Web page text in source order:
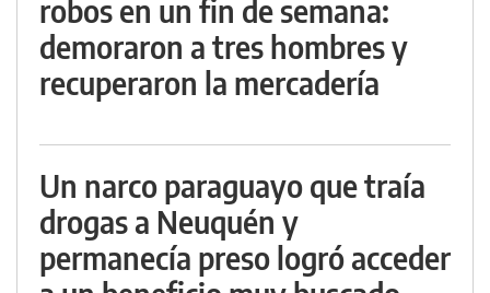
robos en un fin de semana:
demoraron a tres hombres y
recuperaron la mercadería
Un narco paraguayo que traía
drogas a Neuquén y
permanecía preso logró acceder